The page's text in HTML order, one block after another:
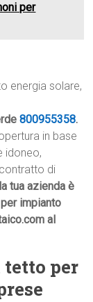
per
energia solare,
800955358.
in base
idoneo,
di
tua azienda è
impianto
al
per